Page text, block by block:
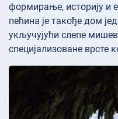
формирање, историју и
пећина је такође дом
укључујући слепе
специјализоване врсте